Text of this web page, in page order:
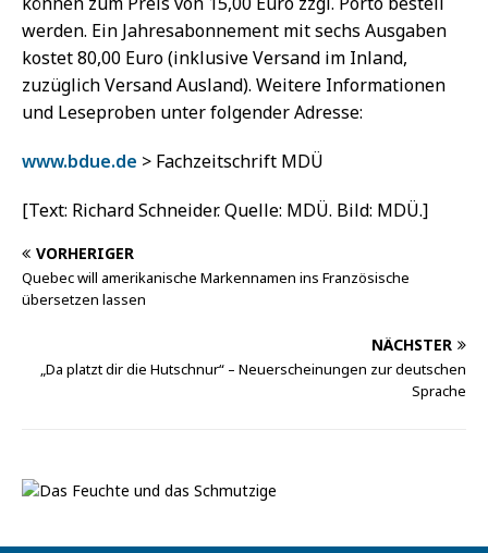
werden. Ein Jahresabonnement mit sechs Ausgaben
kostet 80,00 Euro (inklusive Versand im Inland,
zuzüglich Versand Ausland). Weitere Informationen
und Leseproben unter folgender Adresse:
www.bdue.de > Fachzeitschrift MDÜ
[Text: Richard Schneider. Quelle: MDÜ. Bild: MDÜ.]
VORHERIGER
Quebec will amerikanische Markennamen ins Französische
übersetzen lassen
NÄCHSTER
„Da platzt dir die Hutschnur“ – Neuerscheinungen zur deutschen
Sprache